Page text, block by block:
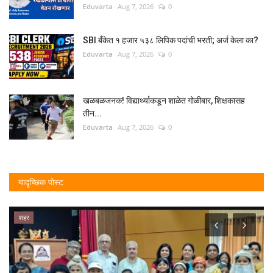
Eduvarta Aug 7, 2026 0
SBI बँकेत १ हजार ५३८ लिपिक पदांची भरती; अर्ज केला का?
Eduvarta Aug 7, 2026 0
खळबळजनक! विद्यार्थ्याकडून शाळेत गोळीबार, शिक्षकासह
तीन...
Eduvarta Aug 7, 2026 0
यादृच्छिक पोस्ट
शहर